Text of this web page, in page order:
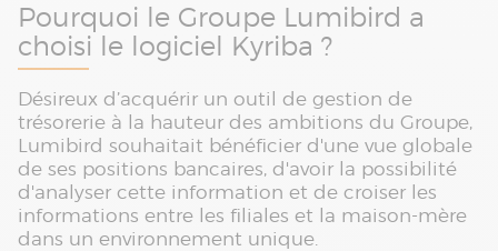
Pourquoi le Groupe Lumibird a
choisi le logiciel Kyriba ?
Désireux d’acquérir un outil de gestion de
trésorerie à la hauteur des ambitions du Groupe,
Lumibird souhaitait bénéficier d'une vue globale
de ses positions bancaires, d'avoir la possibilité
d'analyser cette information et de croiser les
informations entre les filiales et la maison-mère
dans un environnement unique.